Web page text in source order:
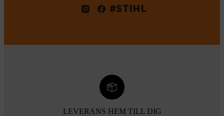
#STIHL
LEVERANS HEM TILL DIG